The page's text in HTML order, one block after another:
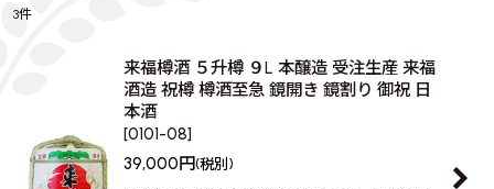
絞り込む
3件
来福樽酒 ５升樽 ９L 本醸造 受注生産 来福
酒造 祝樽 樽酒至急 鏡開き 鏡割り 御祝 日
本酒
[0101-08]
39,000円(税別)